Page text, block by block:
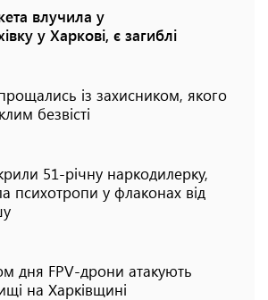
влучила у
у Харкові, є загиблі
із захисником, якого
безвісті
51-річну наркодилерку,
психотропи у флаконах від
дня FPV-дрони атакують
на Харківщині